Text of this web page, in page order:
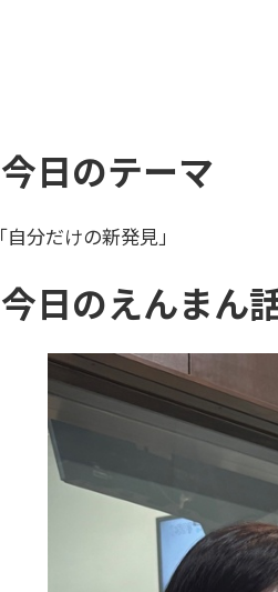
今日のテーマ
「自分だけの新発見」
今日のえんまん